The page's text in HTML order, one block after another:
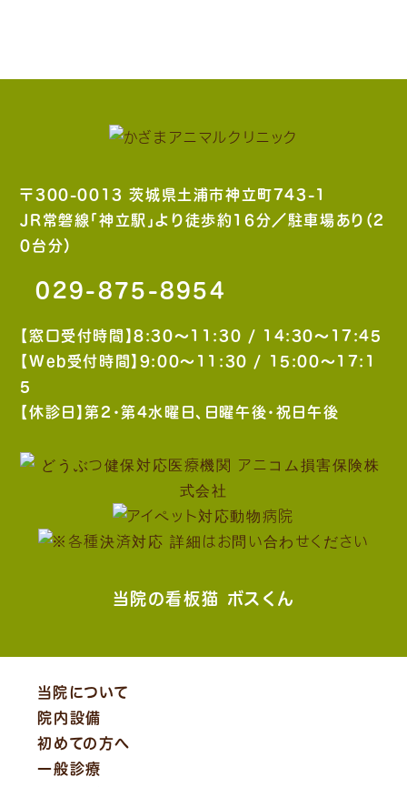
〒300-0013 茨城県土浦市神立町743-1
JR常磐線「神立駅」より徒歩約16分／駐車場あり（2
0台分）
029-875-8954
【窓口受付時間】8:30〜11:30 / 14:30〜17:45
【Web受付時間】9:00〜11:30 / 15:00〜17:1
5
【休診日】第2・第4水曜日、日曜午後・祝日午後
当院の看板猫 ボスくん
当院について
院内設備
初めての方へ
一般診療